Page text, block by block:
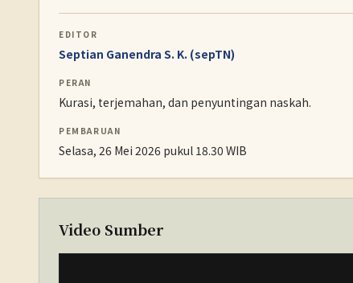
EDITOR
Septian Ganendra S. K. (sepTN)
PERAN
Kurasi, terjemahan, dan penyuntingan naskah.
PEMBARUAN
Selasa, 26 Mei 2026 pukul 18.30 WIB
Video Sumber